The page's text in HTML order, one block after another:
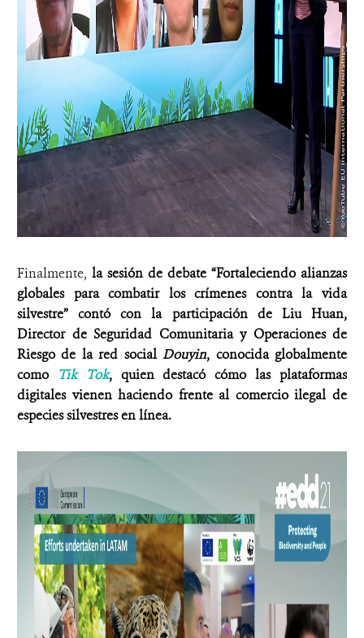
Finalmente, la sesión de debate “Fortaleciendo alianzas
globales para combatir los crímenes contra la vida
silvestre” contó con la participación de Liu Huan,
Director de Seguridad Comunitaria y Operaciones de
Riesgo de la red socialDouyin, conocida globalmente
como Tik Tok, quien destacó cómo las plataformas
digitales vienen haciendo frente al comercio ilegal de
especies silvestres en línea.